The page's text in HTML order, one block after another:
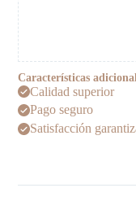
Características
Calidad superior
Pago seguro
Satisfacción